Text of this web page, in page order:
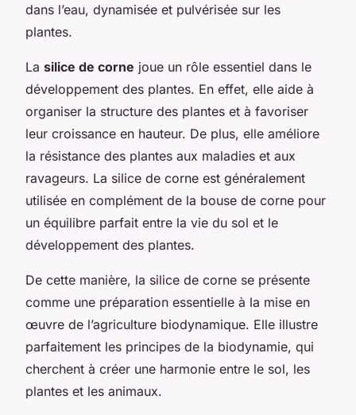
dans l’eau, dynamisée et pulvérisée sur les
plantes.
La silice de corne joue un rôle essentiel dans le
développement des plantes. En effet, elle aide à
organiser la structure des plantes et à favoriser
leur croissance en hauteur. De plus, elle améliore
la résistance des plantes aux maladies et aux
ravageurs. La silice de corne est généralement
utilisée en complément de la bouse de corne pour
un équilibre parfait entre la vie du sol et le
développement des plantes.
De cette manière, la silice de corne se présente
comme une préparation essentielle à la mise en
œuvre de l’agriculture biodynamique. Elle illustre
parfaitement les principes de la biodynamie, qui
cherchent à créer une harmonie entre le sol, les
plantes et les animaux.